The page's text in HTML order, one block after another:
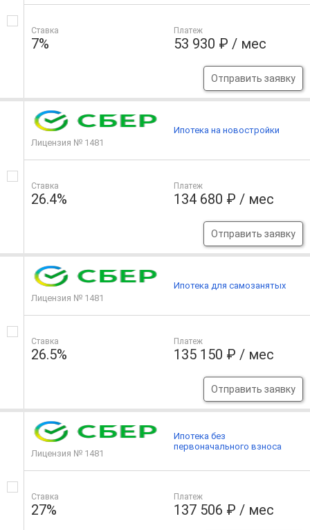
Ставка
7%
Платеж
53 930 ₽ / мес
Отправить заявку
Лицензия № 1481
Ставка
26.4%
Платеж
134 680 ₽ / мес
Отправить заявку
Ипотека на новостройки
Лицензия № 1481
Ставка
26.5%
Платеж
135 150 ₽ / мес
Отправить заявку
Ипотека для самозанятых
Лицензия № 1481
Ставка
27%
Платеж
137 506 ₽ / мес
Ипотека без
первоначального взноса